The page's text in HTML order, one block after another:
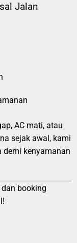
Jalan
AC mati, atau
sejak awal, kami
kenyamanan
booking